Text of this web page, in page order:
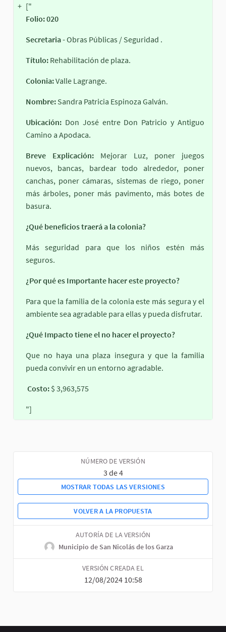
+ ["
Folio: 020
Secretaria -Obras Públicas / Seguridad .
Título: Rehabilitación de plaza.
Colonia:Valle Lagrange.
Nombre: Sandra Patricia Espinoza Galván.
Ubicación: Don José entre Don Patricio y Antiguo
Camino a Apodaca.
Breve Explicación: Mejorar Luz, poner juegos
nuevos, bancas, bardear todo alrededor, poner
canchas, poner cámaras, sistemas de riego, poner
más árboles, poner más pavimento, más botes de
basura.
¿Qué beneficios traerá a la colonia?
Más seguridad para que los niños estén más
seguros.
¿Por qué es Importante hacer este proyecto?
Para que la familia de la colonia este más segura y el
ambiente sea agradable para ellas y pueda disfrutar.
¿Qué Impacto tiene el no hacer el proyecto?
Que no haya una plaza insegura y que la familia
pueda convivir en un entorno agradable.
Costo: $ 3,963,575
"]
NÚMERO DE VERSIÓN
3 de 4
MOSTRAR TODAS LAS VERSIONES
VOLVER A LA PROPUESTA
AUTORÍA DE LA VERSIÓN
Municipio de San Nicolás de los Garza
VERSIÓN CREADA EL
12/08/2024 10:58